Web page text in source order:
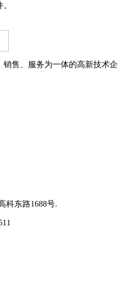
售、服务为一体的高新技术企
科东路1688号.